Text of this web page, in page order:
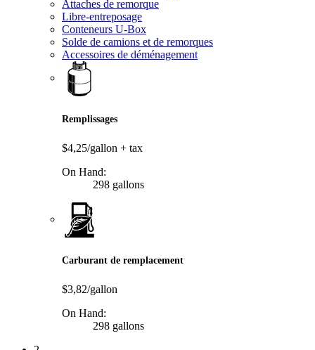
Attaches de remorque
Libre-entreposage
Conteneurs U-Box
Solde de camions et de remorques
Accessoires de déménagement
Remplissages
$4,25/gallon + tax
On Hand:
298 gallons
Carburant de remplacement
$3,82/gallon
On Hand:
298 gallons